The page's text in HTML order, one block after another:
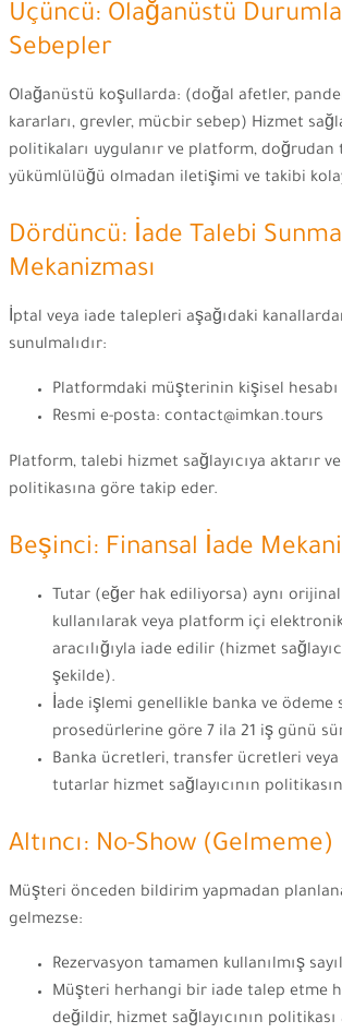
Üçüncü: Olağanüstü
Sebepler
Olağanüstü koşullarda: (doğal afetler,
kararları, grevler, mücbir sebep) Hizmet
politikaları uygulanır ve platform, doğrudan
yükümlülüğü olmadan iletişimi ve takibi
Dördüncü: İade Talebi Sunma
Mekanizması
İptal veya iade talepleri aşağıdaki
sunulmalıdır:
Platformdaki müşterinin kişisel hesabı
Resmi e-posta: contact@imkan.tours
Platform, talebi hizmet sağlayıcıya aktarır
politikasına göre takip eder.
Beşinci: Finansal İade
Tutar (eğer hak ediliyorsa) aynı
kullanılarak veya platform içi
aracılığıyla iade edilir (hizmet
şekilde).
İade işlemi genellikle banka ve ödeme
prosedürlerine göre 7 ila 21 iş günü
Banka ücretleri, transfer ücretleri veya
tutarlar hizmet sağlayıcının
Altıncı: No-Show (Gelmeme)
Müşteri önceden bildirim yapmadan
gelmezse:
Rezervasyon tamamen kullanılmış
Müşteri herhangi bir iade talep etme
değildir, hizmet sağlayıcının politikası